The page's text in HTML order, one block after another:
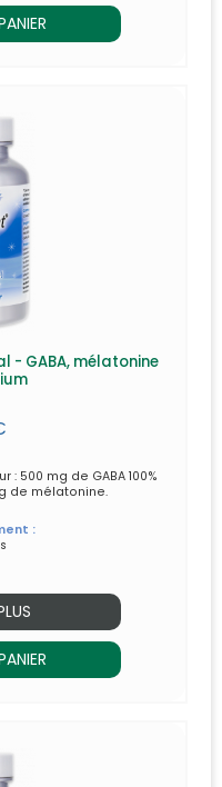
- GABA, mélatonine
500 mg de GABA 100%
de mélatonine.
: